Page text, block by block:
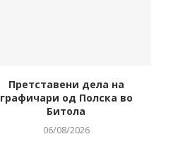
Претставени дела на
графичари од Полска во
Битола
06/08/2026